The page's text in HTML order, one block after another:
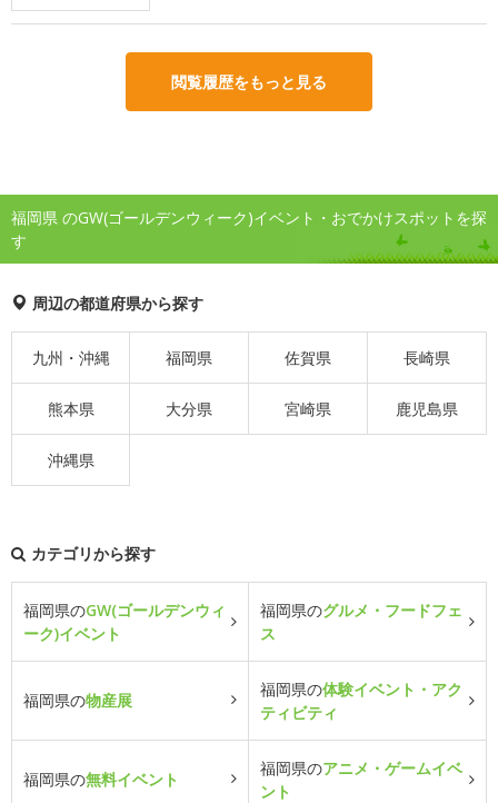
閲覧履歴をもっと見る
福岡県 のGW(ゴールデンウィーク)イベント・おでかけスポットを探
す
周辺の都道府県から探す
九州・沖縄 福岡県 佐賀県 長崎県
熊本県 大分県 宮崎県 鹿児島県
沖縄県
カテゴリから探す
福岡県のGW(ゴールデンウィ
ーク)イベント
福岡県のグルメ・フードフェ
ス
福岡県の物産展
福岡県の体験イベント・アク
ティビティ
福岡県の無料イベント
福岡県のアニメ・ゲームイベ
ント